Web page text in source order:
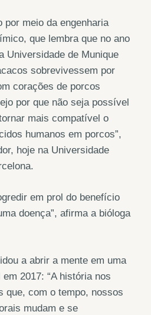
por meio da engenharia
que lembra que no ano
Universidade de Munique
sobrevivessem por
corações de porcos
por que não seja possível
mais compatível o
humanos em porcos”,
hoje na Universidade
em prol do benefício
doença”, afirma a bióloga
a abrir a mente em uma
2017: “A história nos
que, com o tempo, nossos
mudam e se